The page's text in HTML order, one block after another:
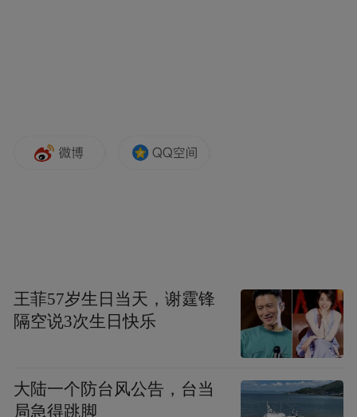
战场的现实。接下来我们将设想、解析那些
界定哗变必须满足四大要件
王菲57岁生日当天，谢霆锋
隔空说3次生日快乐
大陆一个防台风公告，台当
局急得跳脚